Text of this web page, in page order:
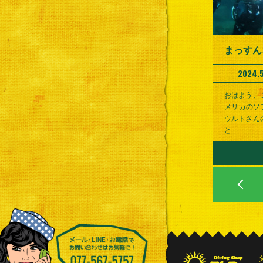
おはよう、
メリカの
ウルトさん
と